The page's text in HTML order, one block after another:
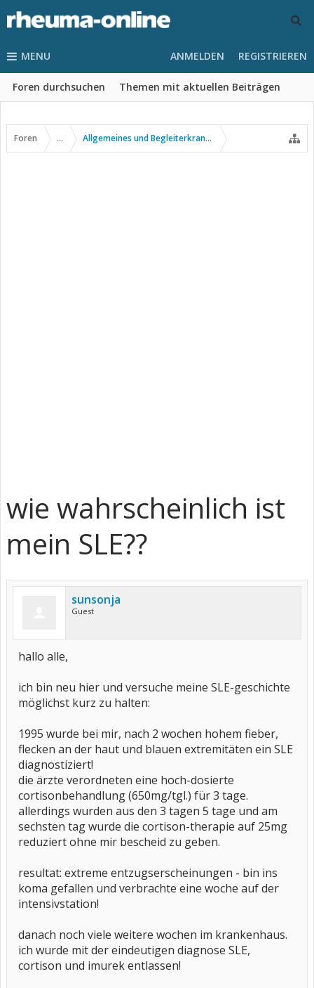
MENU
Foren durchsuchen Themen mit aktuellen Beiträgen
ANMELDEN REGISTRIEREN
Foren ... Allgemeines und Begleiterkrankungen
wie wahrscheinlich ist
mein SLE??
sunsonja
Guest
hallo alle,
ich bin neu hier und versuche meine SLE-geschichte
möglichst kurz zu halten:
1995 wurde bei mir, nach 2 wochen hohem fieber,
flecken an der haut und blauen extremitäten ein SLE
diagnostiziert!
die ärzte verordneten eine hoch-dosierte
cortisonbehandlung (650mg/tgl.) für 3 tage.
allerdings wurden aus den 3 tagen 5 tage und am
sechsten tag wurde die cortison-therapie auf 25mg
reduziert ohne mir bescheid zu geben.
resultat: extreme entzugserscheinungen - bin ins
koma gefallen und verbrachte eine woche auf der
intensivstation!
danach noch viele weitere wochen im krankenhaus.
ich wurde mit der eindeutigen diagnose SLE,
cortison und imurek entlassen!